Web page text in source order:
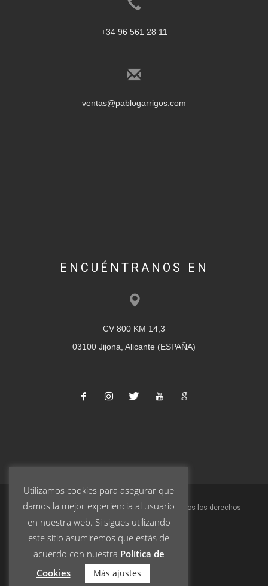
+34 96 561 28 11
ventas@pablogarrigos.com
ENCUÉNTRANOS EN
CV 800 KM 14,3
03100 Jijona, Alicante (ESPAÑA)
© 2023 Turrones Pablo Garrigós Ibáñez S.L. | Todos los derechos
Aviso Legal
Política de Privacidad
Utilizamos cookies para asegurar que
damos la mejor experiencia al usuario
en nuestra web. Si sigues utilizando
este sitio asumiremos que estás de
acuerdo con nuestra Política de
Cookies
Más ajustes